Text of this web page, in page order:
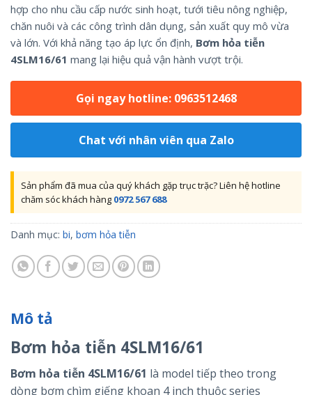
hợp cho nhu cầu cấp nước sinh hoạt, tưới tiêu nông nghiệp,
chăn nuôi và các công trình dân dụng, sản xuất quy mô vừa
và lớn. Với khả năng tạo áp lực ổn định, Bơm hỏa tiễn
4SLM16/61 mang lại hiệu quả vận hành vượt trội.
Gọi ngay hotline: 0963512468
Chat với nhân viên qua Zalo
Sản phẩm đã mua của quý khách gặp trục trặc? Liên hệ hotline
chăm sóc khách hàng 0972 567 688
Danh mục: bi, bơm hỏa tiễn
Mô tả
Bơm hỏa tiễn 4SLM16/61
Bơm hỏa tiễn 4SLM16/61 là model tiếp theo trong
dòng bơm chìm giếng khoan 4 inch thuộc series